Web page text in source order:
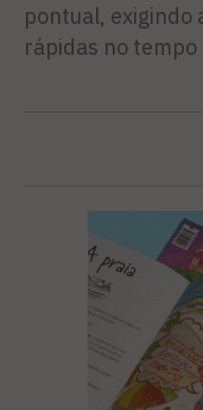
pontual, exigindo
rápidas no tempo